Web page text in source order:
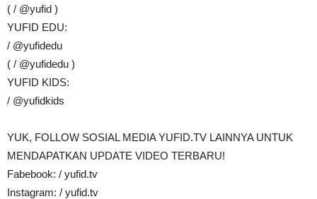
( / @yufid )
YUFID EDU:
/ @yufidedu
( / @yufidedu )
YUFID KIDS:
/ @yufidkids
YUK, FOLLOW SOSIAL MEDIA YUFID.TV LAINNYA UNTUK
MENDAPATKAN UPDATE VIDEO TERBARU!
Fabebook: / yufid.tv
Instagram: / yufid.tv